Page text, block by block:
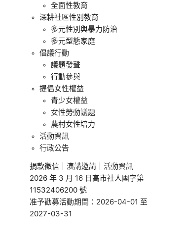
全面性教育
深耕社區性別教育
多元性別與暴力防治
多元型態家庭
倡議行動
議題發聲
行動參與
提倡女性權益
青少女權益
女性勞動議題
農村女性培力
活動資訊
行政公告
捐款徵信 演講邀請
活動資訊
2026 年 3 月 16 日高市社人團字第
11532406200 號
准予勸募活動期間：2026-04-01 至
2027-03-31